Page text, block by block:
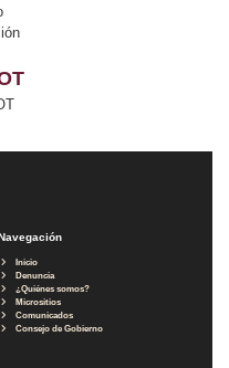
Inicio
Denuncia
¿Quiénes somos?
Micrositios
Comunicados
Consejo de Gobierno